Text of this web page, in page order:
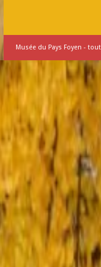
Musée du Pays Foyen -